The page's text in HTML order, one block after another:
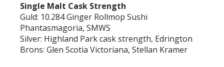
Single Malt Cask Strength
Guld: 10.284 Ginger Rollmop Sushi
Phantasmagoria, SMWS
Silver: Highland Park cask strength, Edrington
Brons: Glen Scotia Victoriana, Stellan Kramer